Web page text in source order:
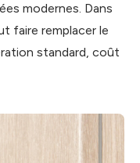
modernes. Dans
faire remplacer le
standard, coût